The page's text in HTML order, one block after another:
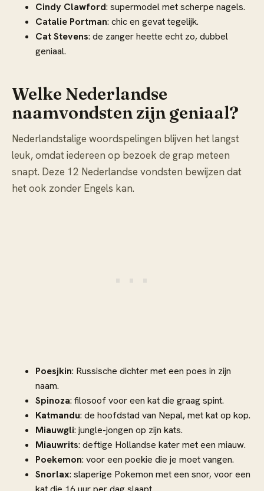
Cindy Clawford: supermodel met scherpe nagels.
Catalie Portman: chic en gevat tegelijk.
Cat Stevens: de zanger heette echt zo, dubbel
geniaal.
Welke Nederlandse
naamvondsten zijn geniaal?
Nederlandstalige woordspelingen blijven het langst
leuk, omdat iedereen op bezoek de grap meteen
snapt. Deze 12 Nederlandse vondsten bewijzen dat
het ook zonder Engels kan.
Poesjkin: Russische dichter met een poes in zijn
naam.
Spinoza: filosoof voor een kat die graag spint.
Katmandu: de hoofdstad van Nepal, met kat op kop.
Miauwgli: jungle-jongen op zijn kats.
Miauwrits: deftige Hollandse kater met een miauw.
Poekemon: voor een poekie die je moet vangen.
Snorlax: slaperige Pokemon met een snor, voor een